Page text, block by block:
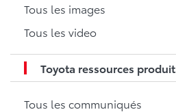
Tous les images
Tous les video
Toyota ressources produit
Tous les communiqués